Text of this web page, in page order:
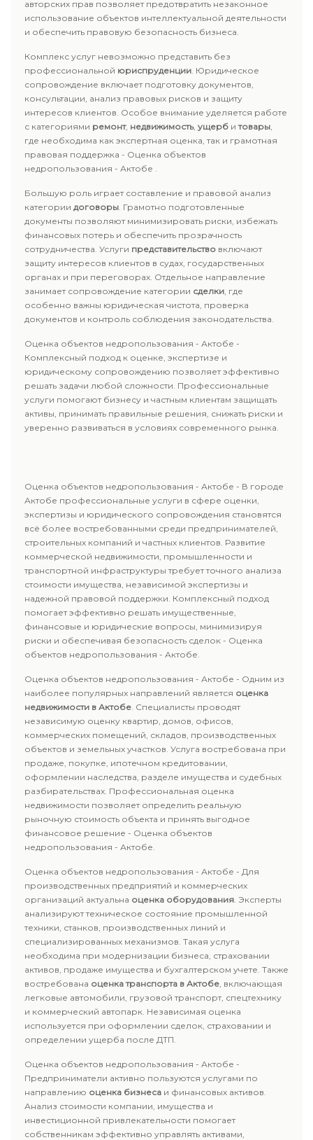
авторских прав позволяет предотвратить незаконное
использование объектов интеллектуальной деятельности
и обеспечить правовую безопасность бизнеса.
Комплекс услуг невозможно представить без
профессиональной юриспруденции. Юридическое
сопровождение включает подготовку документов,
консультации, анализ правовых рисков и защиту
интересов клиентов. Особое внимание уделяется работе
с категориями ремонт, недвижимость, ущерб итовары,
где необходима как экспертная оценка, так и грамотная
правовая поддержка - Оценка объектов
недропользования - Актобе .
Большую роль играет составление и правовой анализ
категории договоры. Грамотно подготовленные
документы позволяют минимизировать риски, избежать
финансовых потерь и обеспечить прозрачность
сотрудничества. Услуги представительство включают
защиту интересов клиентов в судах, государственных
органах и при переговорах. Отдельное направление
занимает сопровождение категории сделки, где
особенно важны юридическая чистота, проверка
документов и контроль соблюдения законодательства.
Оценка объектов недропользования - Актобе -
Комплексный подход к оценке, экспертизе и
юридическому сопровождению позволяет эффективно
решать задачи любой сложности. Профессиональные
услуги помогают бизнесу и частным клиентам защищать
активы, принимать правильные решения, снижать риски и
уверенно развиваться в условиях современного рынка.
Оценка объектов недропользования - Актобе - В городе
Актобе профессиональные услуги в сфере оценки,
экспертизы и юридического сопровождения становятся
всё более востребованными среди предпринимателей,
строительных компаний и частных клиентов. Развитие
коммерческой недвижимости, промышленности и
транспортной инфраструктуры требует точного анализа
стоимости имущества, независимой экспертизы и
надежной правовой поддержки. Комплексный подход
помогает эффективно решать имущественные,
финансовые и юридические вопросы, минимизируя
риски и обеспечивая безопасность сделок - Оценка
объектов недропользования - Актобе.
Оценка объектов недропользования - Актобе - Одним из
наиболее популярных направлений является оценка
недвижимости в Актобе. Специалисты проводят
независимую оценку квартир, домов, офисов,
коммерческих помещений, складов, производственных
объектов и земельных участков. Услуга востребована при
продаже, покупке, ипотечном кредитовании,
оформлении наследства, разделе имущества и судебных
разбирательствах. Профессиональная оценка
недвижимости позволяет определить реальную
рыночную стоимость объекта и принять выгодное
финансовое решение - Оценка объектов
недропользования - Актобе.
Оценка объектов недропользования - Актобе - Для
производственных предприятий и коммерческих
организаций актуальна оценка оборудования. Эксперты
анализируют техническое состояние промышленной
техники, станков, производственных линий и
специализированных механизмов. Такая услуга
необходима при модернизации бизнеса, страховании
активов, продаже имущества и бухгалтерском учете. Также
востребована оценка транспорта в Актобе, включающая
легковые автомобили, грузовой транспорт, спецтехнику
и коммерческий автопарк. Независимая оценка
используется при оформлении сделок, страховании и
определении ущерба после ДТП.
Оценка объектов недропользования - Актобе -
Предприниматели активно пользуются услугами по
направлению оценка бизнеса и финансовых активов.
Анализ стоимости компании, имущества и
инвестиционной привлекательности помогает
собственникам эффективно управлять активами,